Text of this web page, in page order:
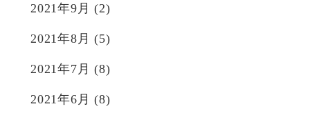
2021年9月 (2)
2021年8月 (5)
2021年7月 (8)
2021年6月 (8)